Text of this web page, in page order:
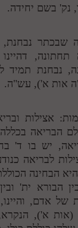
נק' בשם יחידה.
שבכתר
תחתונה,
נבחנת תמיד
אות א'), עש"ה.
אצילות
הבריאה
יש בו ד'
לבריאה
הבחינה
הבורא ית'
של אדם,
(אות א'),